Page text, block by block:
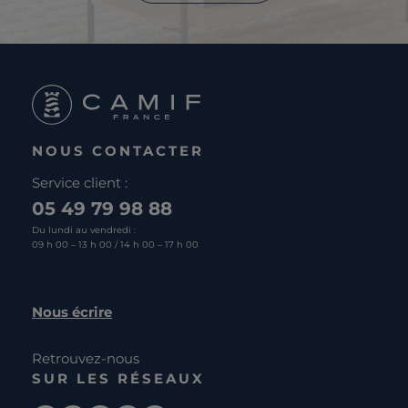
NOUS CONTACTER
Service client :
05 49 79 98 88
Du lundi au vendredi :
09 h 00 – 13 h 00 / 14 h 00 – 17 h 00
Nous écrire
Retrouvez-nous
SUR LES RÉSEAUX